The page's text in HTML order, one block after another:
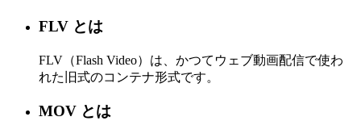
FLV とは
FLV（Flash Video）は、かつてウェブ動画配信で使わ
れた旧式のコンテナ形式です。
MOV とは